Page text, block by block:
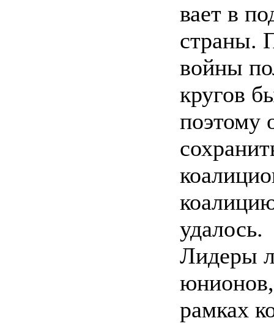
вает в
страны.
войны
кругов
поэтому
удалось.
Лидеры
рамках